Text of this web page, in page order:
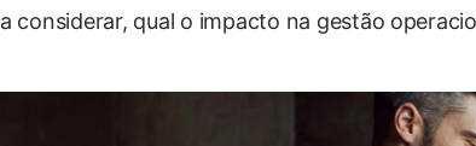
considerar, qual o impacto na gestão